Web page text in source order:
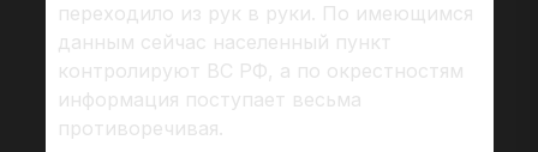
переходило из рук в руки. По имеющимся
данным сейчас населенный пункт
контролируют ВС РФ, а по окрестностям
информация поступает весьма
противоречивая.